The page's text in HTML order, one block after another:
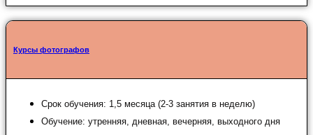
Курсы фотографов
Срок обучения: 1,5 месяца (2-3 занятия в неделю)
Обучение: утренняя, дневная, вечерняя, выходного дня